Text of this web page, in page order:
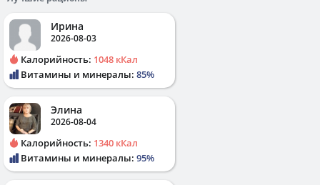
Ирина
2026-08-03
Калорийность: 1048 кКал
Витамины и минералы: 85%
Элина
2026-08-04
Калорийность: 1340 кКал
Витамины и минералы: 95%